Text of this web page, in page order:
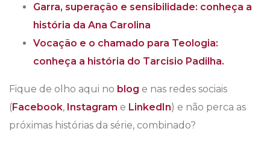
Garra, superação e sensibilidade: conheça a
história da Ana Carolina
Vocação e o chamado para Teologia:
conheça a história do Tarcisio Padilha.
Fique de olho aqui no blog e nas redes sociais
(Facebook, Instagram e LinkedIn) e não perca as
próximas histórias da série, combinado?